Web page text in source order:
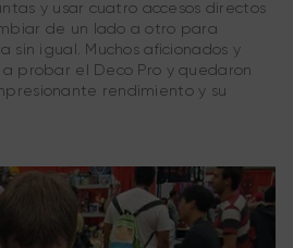
y usar cuatro accesos directos
de un lado a otro para
sin igual. Muchos aficionados y
probar el Deco Pro y quedaron
rendimiento y su